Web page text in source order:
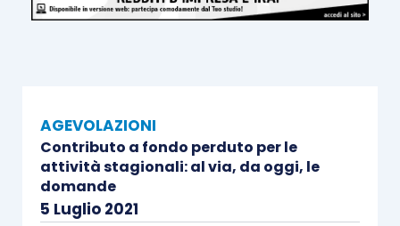
AGEVOLAZIONI
Contributo a fondo perduto per le
attività stagionali: al via, da oggi, le
domande
5 Luglio 2021